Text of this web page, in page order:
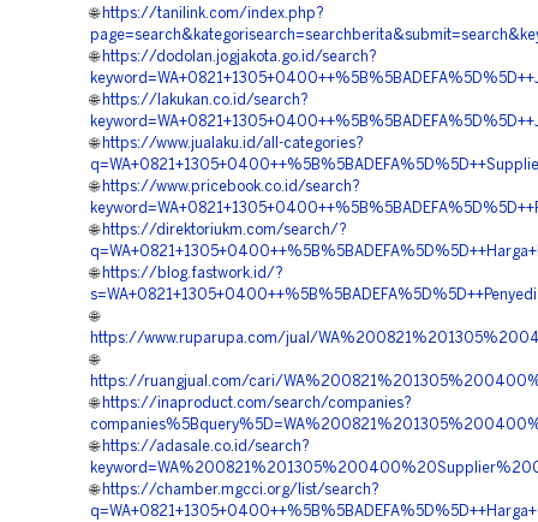
🌐 https://tanilink.com/index.php?
🌐 https://dodolan.jogjakota.go.id/search?
🌐 https://lakukan.co.id/search?
🌐 https://www.jualaku.id/all-categories?
🌐 https://www.pricebook.co.id/search?
🌐 https://direktoriukm.com/search/?
🌐 https://blog.fastwork.id/?
🌐
https://www.ruparupa.com/jual/
🌐
https://ruangjual.com/cari/
🌐 https://inaproduct.com/search/companies?
🌐 https://adasale.co.id/search?
🌐 https://chamber.mgcci.org/list/search?